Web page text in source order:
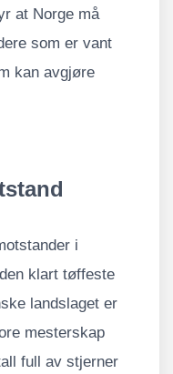
at Norge må
som er vant
kan avgjøre
i
klart tøffeste
landslaget er
mesterskap
full av stjerner